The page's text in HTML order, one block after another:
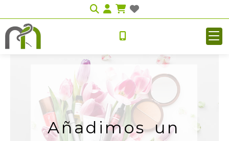
Identifícate
Añadimos un